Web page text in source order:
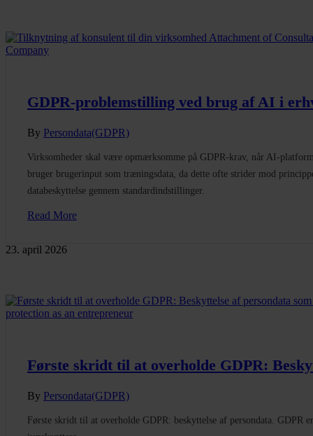
GDPR-problemstilling ved brug af AI i
By Persondata(GDPR)
Virksomheder skal være opmærksomme på GDPR‑krav, når
bruger brugerinput som træningsdata, da dette ofte strider mod
databeskyttelse gennem standardindstillinger.
Read More
23. april 2026
Første skridt til at overholde GDPR:
By Persondata(GDPR)
Første skridt til at overholde GDPR: beskyttelse af persondata. GDPR